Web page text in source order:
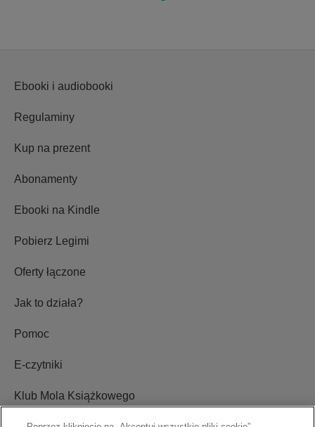
Ebooki i audiobooki
Regulaminy
Kup na prezent
Abonamenty
Ebooki na Kindle
Pobierz Legimi
Oferty łączone
Jak to działa?
Pomoc
E-czytniki
Klub Mola Książkowego